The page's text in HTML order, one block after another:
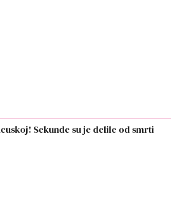
Sekunde su je delile od smrti